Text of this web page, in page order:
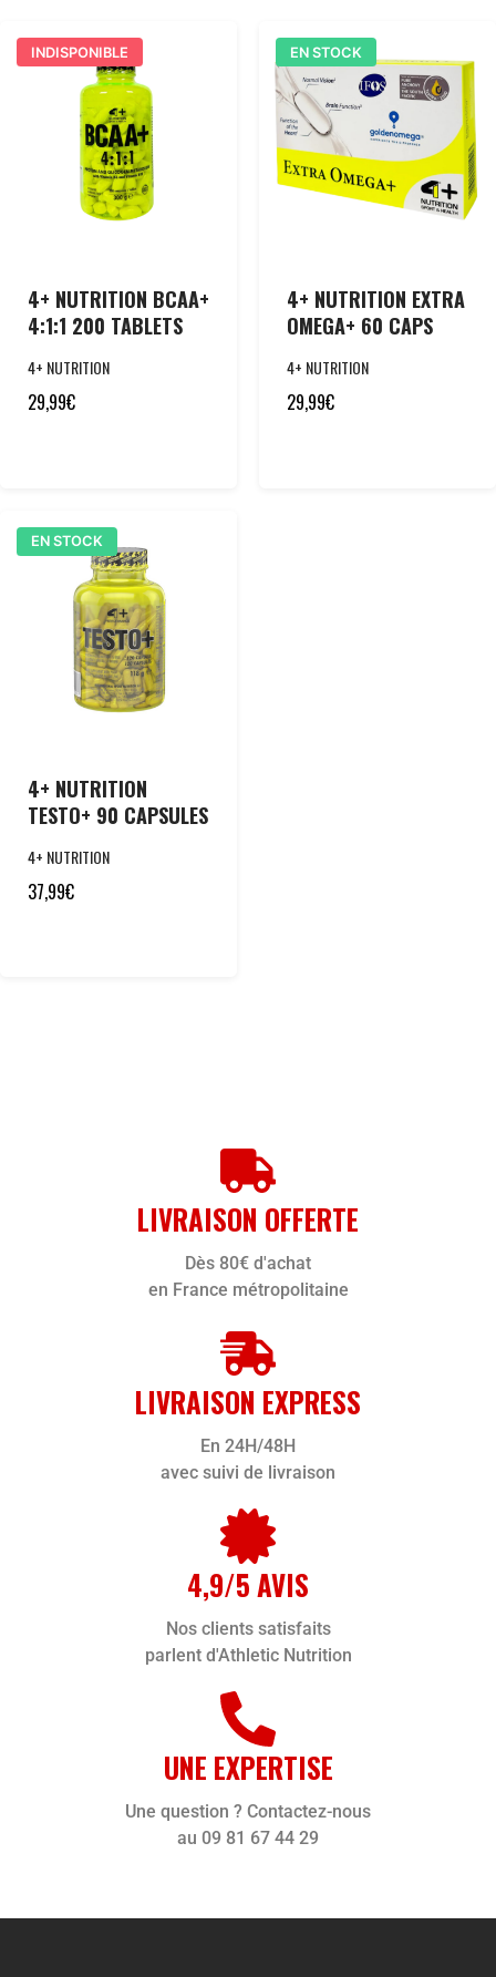
INDISPONIBLE
4+ NUTRITION BCAA+
4:1:1 200 TABLETS
4+ NUTRITION
29,99€
EN STOCK
4+ NUTRITION EXTRA
OMEGA+ 60 CAPS
4+ NUTRITION
29,99€
EN STOCK
4+ NUTRITION
TESTO+ 90 CAPSULES
4+ NUTRITION
37,99€
LIVRAISON OFFERTE
Dès 80€ d'achat
en France métropolitaine
LIVRAISON EXPRESS
En 24H/48H
avec suivi de livraison
4,9/5 AVIS
Nos clients satisfaits
parlent d'Athletic Nutrition
UNE EXPERTISE
Une question ? Contactez-nous
au 09 81 67 44 29